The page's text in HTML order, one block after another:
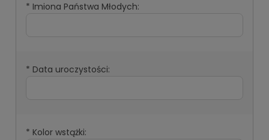
* Imiona Państwa Młodych:
* Data uroczystości:
* Kolor wstążki: